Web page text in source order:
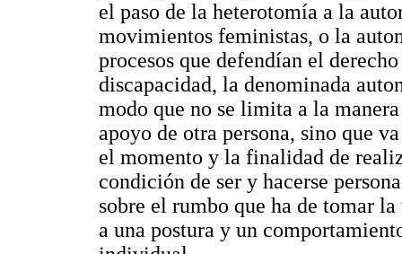
el paso de la heterotomía a la
movimientos feministas, o la
procesos que defendían el
discapacidad, la denominada
modo que no se limita a la
apoyo de otra persona, sino que
el momento y la finalidad de
condición de ser y hacerse
sobre el rumbo que ha de tomar
a una postura y un